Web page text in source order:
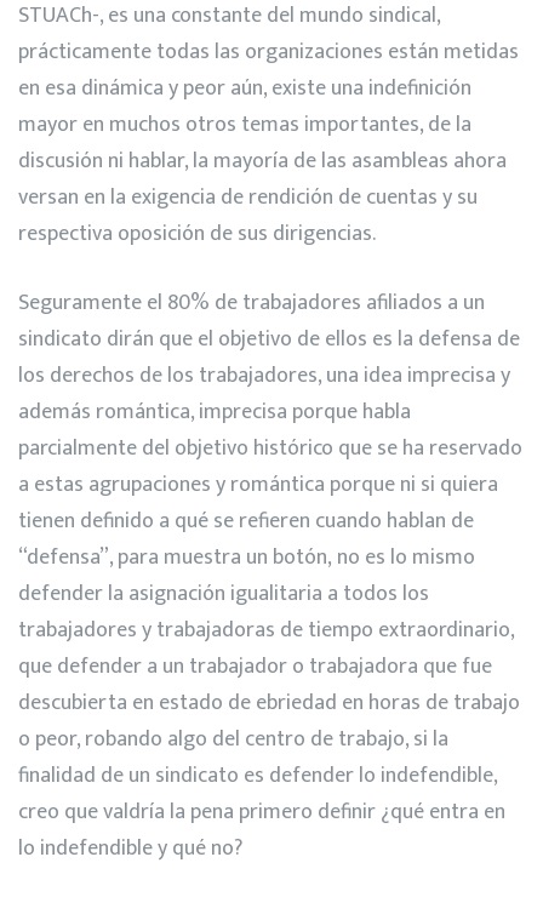
STUACh-, es una constante del mundo sindical,
prácticamente todas las organizaciones están metidas
en esa dinámica y peor aún, existe una indefinición
mayor en muchos otros temas importantes, de la
discusión ni hablar, la mayoría de las asambleas ahora
versan en la exigencia de rendición de cuentas y su
respectiva oposición de sus dirigencias.
Seguramente el 80% de trabajadores afiliados a un
sindicato dirán que el objetivo de ellos es la defensa de
los derechos de los trabajadores, una idea imprecisa y
además romántica, imprecisa porque habla
parcialmente del objetivo histórico que se ha reservado
a estas agrupaciones y romántica porque ni si quiera
tienen definido a qué se refieren cuando hablan de
“defensa”, para muestra un botón, no es lo mismo
defender la asignación igualitaria a todos los
trabajadores y trabajadoras de tiempo extraordinario,
que defender a un trabajador o trabajadora que fue
descubierta en estado de ebriedad en horas de trabajo
o peor, robando algo del centro de trabajo, si la
finalidad de un sindicato es defender lo indefendible,
creo que valdría la pena primero definir ¿qué entra en
lo indefendible y qué no?